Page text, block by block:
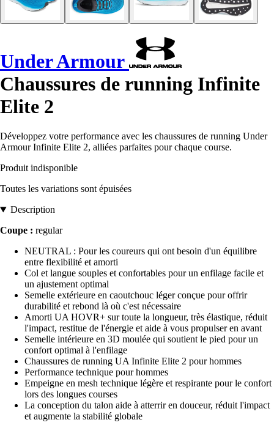
Under Armour
Chaussures de running Infinite
Elite 2
Développez votre performance avec les chaussures de running Under
Armour Infinite Elite 2, alliées parfaites pour chaque course.
Produit indisponible
Toutes les variations sont épuisées
Description
Coupe : regular
NEUTRAL : Pour les coureurs qui ont besoin d'un équilibre
entre flexibilité et amorti
Col et langue souples et confortables pour un enfilage facile et
un ajustement optimal
Semelle extérieure en caoutchouc léger conçue pour offrir
durabilité et rebond là où c'est nécessaire
Amorti UA HOVR+ sur toute la longueur, très élastique, réduit
l'impact, restitue de l'énergie et aide à vous propulser en avant
Semelle intérieure en 3D moulée qui soutient le pied pour un
confort optimal à l'enfilage
Chaussures de running UA Infinite Elite 2 pour hommes
Performance technique pour hommes
Empeigne en mesh technique légère et respirante pour le confort
lors des longues courses
La conception du talon aide à atterrir en douceur, réduit l'impact
et augmente la stabilité globale